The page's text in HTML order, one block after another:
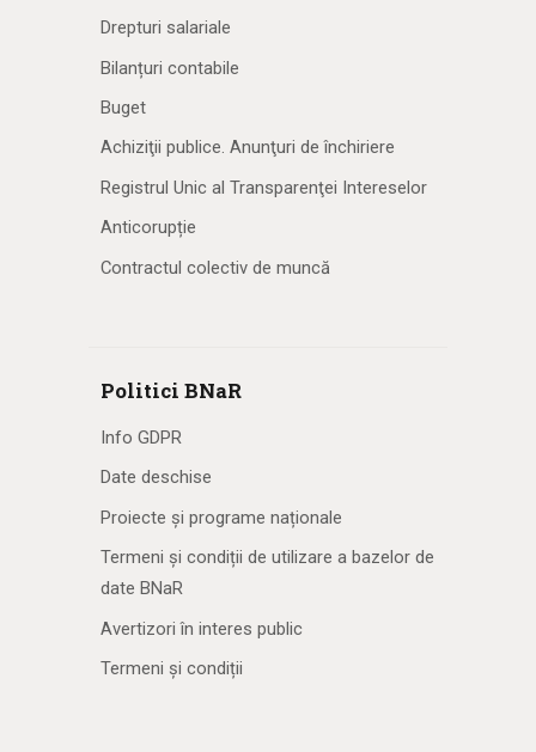
Drepturi salariale
Bilanțuri contabile
Buget
Achiziţii publice. Anunţuri de închiriere
Registrul Unic al Transparenţei Intereselor
Anticorupție
Contractul colectiv de muncă
Politici BNaR
Info GDPR
Date deschise
Proiecte și programe naționale
Termeni și condiții de utilizare a bazelor de
date BNaR
Avertizori în interes public
Termeni și condiții